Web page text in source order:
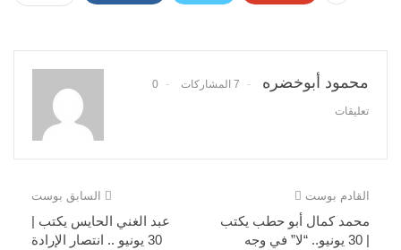
محمود أبوخضره 7 المشاركات 0
تعليقات
السابق بوست
عبد الغني الحايس يكتب |
30 يونيو .. انتصار الإرادة
القادم بوست
محمد كمال أبو حطب يكتب
| 30 يونيو.. “لا” في وجه